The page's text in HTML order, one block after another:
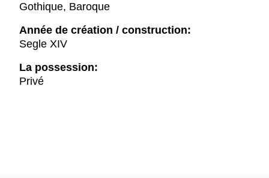
Gothique, Baroque
Année de création / construction:
Segle XIV
La possession:
Privé